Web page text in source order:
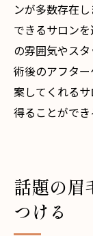
ンが多数存在
できるサロン
の雰囲気やス
術後のアフタ
案してくれる
得ることができ
話題の眉
つける